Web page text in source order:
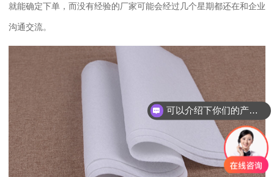
就能确定下单，而没有经验的厂家可能会经过几个星期都还在和企业
沟通交流。
可以介绍下你们的产品么？